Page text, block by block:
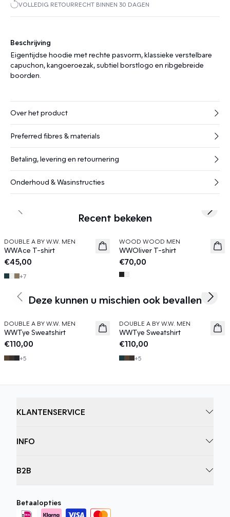
VOLLEDIG RETOURRECHT BINNEN 30 DAGEN
Beschrijving
Eigentijdse hoodie met rechte pasvorm, klassieke verstelbare
capuchon, kangoeroezak, subtiel borstlogo en ribgebreide
boorden.
Over het product
Preferred fibres & materials
Betaling, levering en retournering
Onderhoud & Wasinstructies
Recent bekeken
News
DOUBLE A BY W.W. MEN
WWAce T-shirt
€45,00
+7
News
WOOD WOOD MEN
WWOliver T-shirt
€70,00
Previous slide Next
Deze kunnen u mischien ook bevallen
News
DOUBLE A BY W.W. MEN
WWTye Sweatshirt
€110,00
+5
News
DOUBLE A BY W.W. MEN
WWTye Sweatshirt
€110,00
+5
Previous slide Next
KLANTENSERVICE
INFO
B2B
Betaalopties